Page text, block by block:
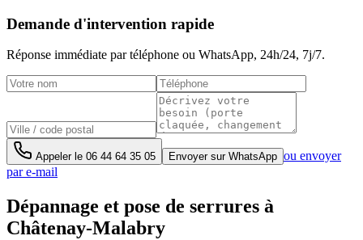
Demande d'intervention rapide
Réponse immédiate par téléphone ou WhatsApp, 24h/24, 7j/7.
Appeler le 06 44 64 35 05 Envoyer sur WhatsApp ou envoyer
par e-mail
Dépannage et pose de serrures à
Châtenay-Malabry